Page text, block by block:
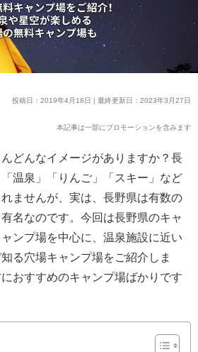
投稿日：2019年4月18日 | 最終更新日：2023年3月27日
本記事は一部にプロモーションを含みます
どんなイメージがありますか？長
温泉」「りんご」「スキー」など
ませんが、実は、長野県は有数の
名なのです。今回は長野県のキャ
ンプ場を中心に、温泉施設に近い
る穴場キャンプ場をご紹介しま
おすすめのキャンプ場ばかりです